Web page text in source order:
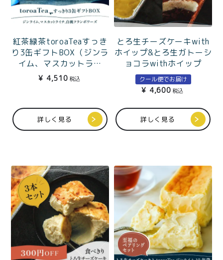
紅茶緑茶toroaTeaすっき
り3缶ギフトBOX（ジンラ
イム、マスカットライ
チ、白桃フランボワー
ズ）
¥ 4,510 税込
詳しく見る
とろ生チーズケーキwith
ホイップ&とろ生ガトーシ
ョコラwithホイップ
クール便でお届け
¥ 4,600 税込
詳しく見る